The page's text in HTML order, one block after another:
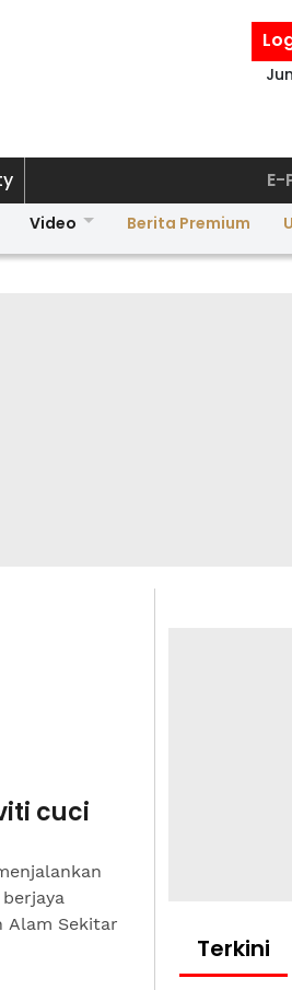
E-
Video Berita Premium
cuci
Alam Sekitar
Terkini